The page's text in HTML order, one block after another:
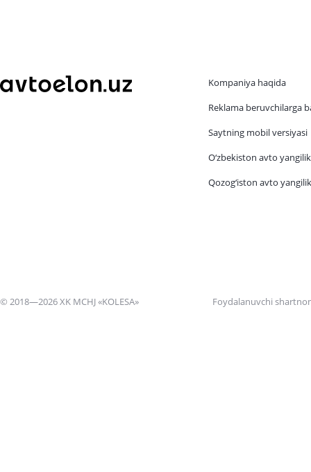
Kompaniya haqida
Reklama beruvchilarga
Saytning mobil versiyasi
O‘zbekiston avto
Qozog‘iston avto
© 2018—2026 XK MCHJ «KOLESA» Foydalanuvchi